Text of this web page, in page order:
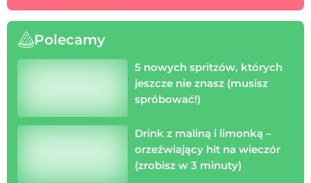
Polecamy
5 nowych spritzów, których
jeszcze nie znasz (musisz
spróbować!)
Drink z maliną i limonką –
orzeźwiający hit na wieczór
(zrobisz w 3 minuty)